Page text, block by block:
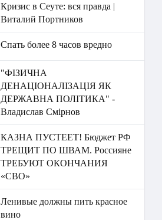
Кризис в Сеуте: вся правда |
Виталий Портников
Спать более 8 часов вредно
"ФІЗИЧНА
ДЕНАЦІОНАЛІЗАЦІЯ ЯК
ДЕРЖАВНА ПОЛІТИКА" -
Владислав Смірнов
КАЗНА ПУСТЕЕТ! Бюджет РФ
ТРЕЩИТ ПО ШВАМ. Россияне
ТРЕБУЮТ ОКОНЧАНИЯ
«СВО»
Ленивые должны пить красное
вино